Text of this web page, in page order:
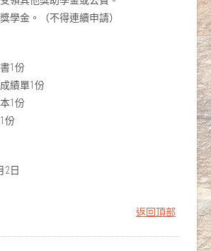
學金。（不得連續申請）
1份
績單1份
1份
份
2日
返回頂部